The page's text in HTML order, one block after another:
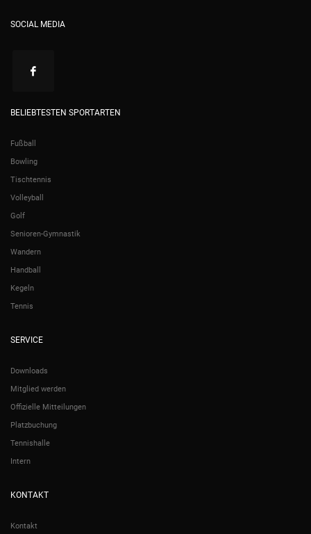
SOCIAL MEDIA
BELIEBTESTEN SPORTARTEN
Fußball
Bowling
Tischtennis
Volleyball
Golf
Senioren-Gymnastik
Wandern
Handball
Kegeln
Tennis
SERVICE
Downloads
Mitglied werden
Offizielle Mitteilungen
Platzbuchung
Tennishalle
Intern
KONTAKT
Kontakt